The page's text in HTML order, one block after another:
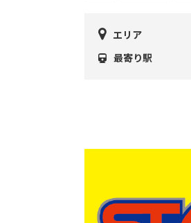
エリア
最寄り駅